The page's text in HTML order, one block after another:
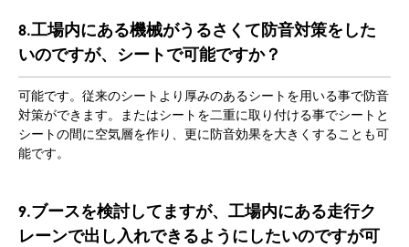
PRODUCT
8.工場内にある機械がうるさくて防音対策をした
いのですが、シートで可能ですか？
可能です。従来のシートより厚みのあるシートを用いる事で防音
対策ができます。またはシートを二重に取り付ける事でシートと
シートの間に空気層を作り、更に防音効果を大きくすることも可
能です。
9.ブースを検討してますが、工場内にある走行ク
レーンで出し入れできるようにしたいのですが可